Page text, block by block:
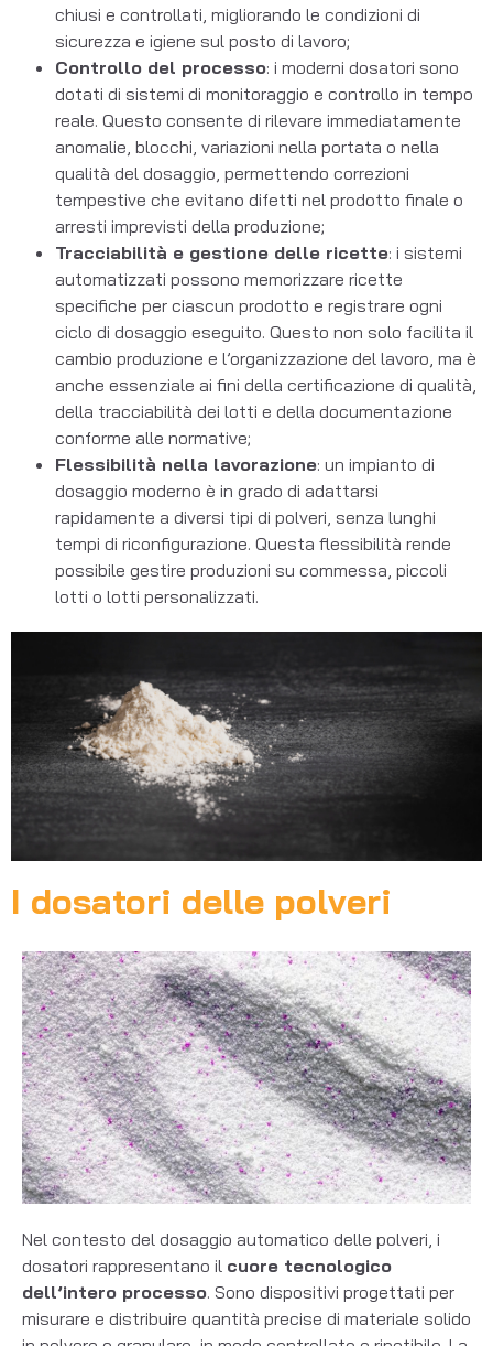
chiusi e controllati, migliorando le condizioni di
sicurezza e igiene sul posto di lavoro;
Controllo del processo: i moderni dosatori sono
dotati di sistemi di monitoraggio e controllo in tempo
reale. Questo consente di rilevare immediatamente
anomalie, blocchi, variazioni nella portata o nella
qualità del dosaggio, permettendo correzioni
tempestive che evitano difetti nel prodotto finale o
arresti imprevisti della produzione;
Tracciabilità e gestione delle ricette: i sistemi
automatizzati possono memorizzare ricette
specifiche per ciascun prodotto e registrare ogni
ciclo di dosaggio eseguito. Questo non solo facilita il
cambio produzione e l’organizzazione del lavoro, ma è
anche essenziale ai fini della certificazione di qualità,
della tracciabilità dei lotti e della documentazione
conforme alle normative;
Flessibilità nella lavorazione: un impianto di
dosaggio moderno è in grado di adattarsi
rapidamente a diversi tipi di polveri, senza lunghi
tempi di riconfigurazione. Questa flessibilità rende
possibile gestire produzioni su commessa, piccoli
lotti o lotti personalizzati.
I dosatori delle polveri
Nel contesto del dosaggio automatico delle polveri, i
dosatori rappresentano il cuore tecnologico
dell’intero processo. Sono dispositivi progettati per
misurare e distribuire quantità precise di materiale solido